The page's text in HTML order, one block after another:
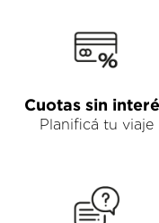
Cuotas sin
Planificá tu viaje